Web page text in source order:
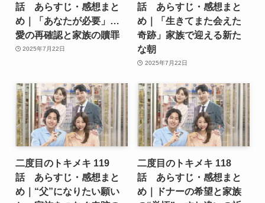
話 あらすじ・感想まと
め｜「あなたが必要」…
愛の再確認と家族の贖罪
2025年7月22日
話 あらすじ・感想まと
め｜「生きてまた会えた
奇跡」家族で迎える新た
な朝
2025年7月22日
二度目のトキメキ 119
話 あらすじ・感想まと
め｜“父”になりたい願い
二度目のトキメキ 118
話 あらすじ・感想まと
め｜ドナーの希望と家族